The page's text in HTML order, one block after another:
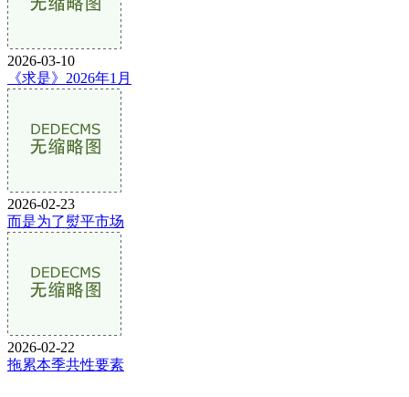
2026-03-10
《求是》2026年1月
2026-02-23
而是为了熨平市场
2026-02-22
拖累本季共性要素